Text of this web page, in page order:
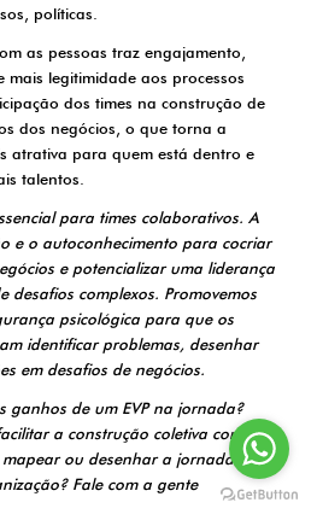
políticas.
as pessoas traz engajamento,
mais legitimidade aos processos
dos times na construção de
dos negócios, o que torna a
atrativa para quem está dentro e
talentos.
para times colaborativos. A
e o autoconhecimento para cocriar
e potencializar uma liderança
desafios complexos. Promovemos
psicológica para que os
identificar problemas, desenhar
em desafios de negócios.
ganhos de um EVP na jornada?
a construção coletiva com
ou desenhar a jornada do
Fale com a gente